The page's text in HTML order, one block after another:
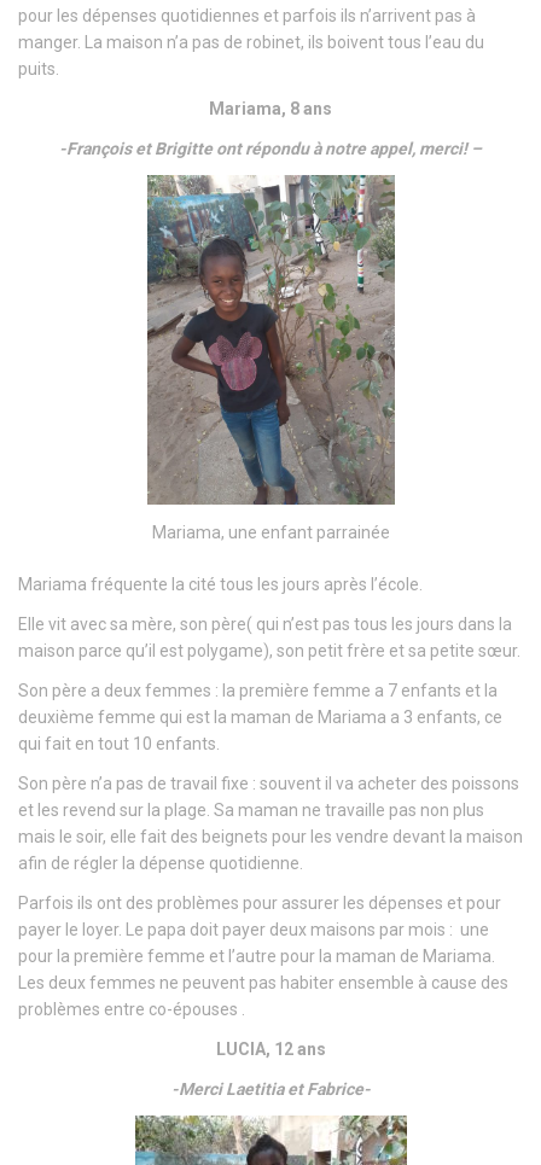
pour les dépenses quotidiennes et parfois ils n’arrivent pas à
manger. La maison n’a pas de robinet, ils boivent tous l’eau du
puits.
Mariama, 8 ans
-François et Brigitte ont répondu à notre appel, merci! –
Mariama, une enfant parrainée
Mariama fréquente la cité tous les jours après l’école.
Elle vit avec sa mère, son père( qui n’est pas tous les jours dans la
maison parce qu’il est polygame), son petit frère et sa petite sœur.
Son père a deux femmes : la première femme a 7 enfants et la
deuxième femme qui est la maman de Mariama a 3 enfants, ce
qui fait en tout 10 enfants.
Son père n’a pas de travail fixe : souvent il va acheter des poissons
et les revend sur la plage. Sa maman ne travaille pas non plus
mais le soir, elle fait des beignets pour les vendre devant la maison
afin de régler la dépense quotidienne.
Parfois ils ont des problèmes pour assurer les dépenses et pour
payer le loyer. Le papa doit payer deux maisons par mois : une
pour la première femme et l’autre pour la maman de Mariama.
Les deux femmes ne peuvent pas habiter ensemble à cause des
problèmes entre co-épouses .
LUCIA, 12 ans
-Merci Laetitia et Fabrice-